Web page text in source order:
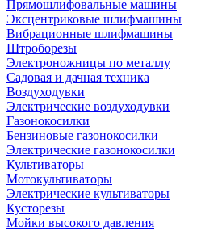
Прямошлифовальные машины
Эксцентриковые шлифмашины
Вибрационные шлифмашины
Штроборезы
Электроножницы по металлу
Садовая и дачная техника
Воздуходувки
Электрические воздуходувки
Газонокосилки
Бензиновые газонокосилки
Электрические газонокосилки
Культиваторы
Мотокультиваторы
Электрические культиваторы
Кусторезы
Мойки высокого давления